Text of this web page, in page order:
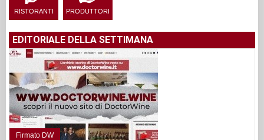
RISTORANTI PRODUTTORI
EDITORIALE DELLA SETTIMANA
Firmato DW